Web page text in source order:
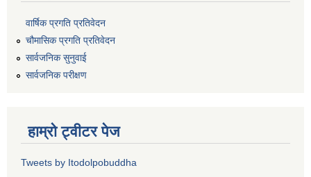
वार्षिक प्रगति प्रतिवेदन
चौमासिक प्रगति प्रतिवेदन
सार्वजनिक सुनुवाई
सार्वजनिक परीक्षण
हाम्रो ट्वीटर पेज
Tweets by Itodolpobuddha